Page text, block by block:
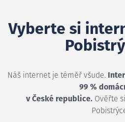
Vyberte si
Náš internet je téměř všude.
99 %
v České republice.Ověřte